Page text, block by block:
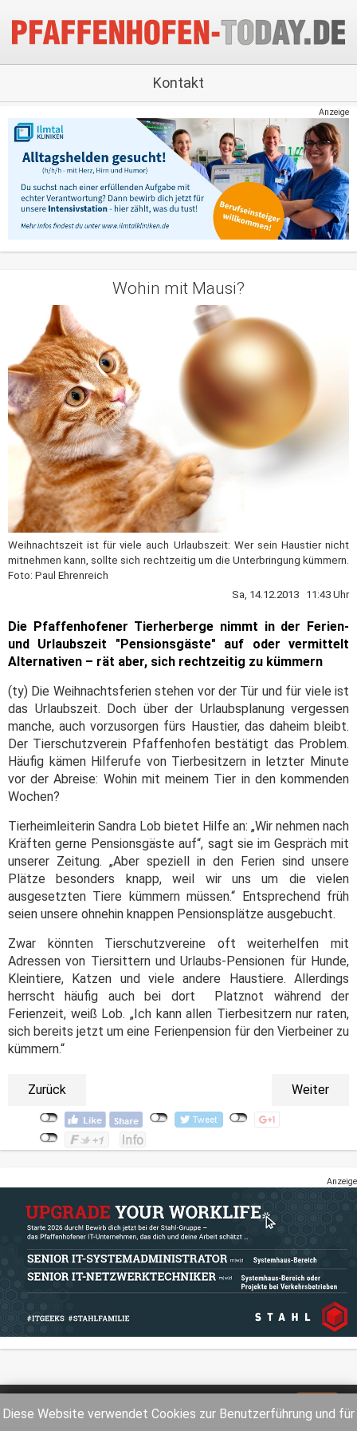
Diese Website verwendet Cookies zur Benutzerführung und für
Kontakt
Anzeige
Wohin mit Mausi?
Weihnachtszeit ist für viele auch Urlaubszeit: Wer sein Haustier nicht
mitnehmen kann, sollte sich rechtzeitig um die Unterbringung kümmern.
Foto: Paul Ehrenreich
Sa, 14.12.2013 11:43 Uhr
Die Pfaffenhofener Tierherberge nimmt in der Ferien-
und Urlaubszeit "Pensionsgäste" auf oder vermittelt
Alternativen – rät aber, sich rechtzeitig zu kümmern
(ty) Die Weihnachtsferien stehen vor der Tür und für viele ist
das Urlaubszeit. Doch über der Urlaubsplanung vergessen
manche, auch vorzusorgen fürs Haustier, das daheim bleibt.
Der Tierschutzverein Pfaffenhofen bestätigt das Problem.
Häufig kämen Hilferufe von Tierbesitzern in letzter Minute
vor der Abreise: Wohin mit meinem Tier in den kommenden
Wochen?
Tierheimleiterin Sandra Lob bietet Hilfe an: „Wir nehmen nach
Kräften gerne Pensionsgäste auf“, sagt sie im Gespräch mit
unserer Zeitung. „Aber speziell in den Ferien sind unsere
Plätze besonders knapp, weil wir uns um die vielen
ausgesetzten Tiere kümmern müssen.“ Entsprechend früh
seien unsere ohnehin knappen Pensionsplätze ausgebucht.
Zwar könnten Tierschutzvereine oft weiterhelfen mit
Adressen von Tiersittern und Urlaubs-Pensionen für Hunde,
Kleintiere, Katzen und viele andere Haustiere. Allerdings
herrscht häufig auch bei dort Platznot während der
Ferienzeit, weiß Lob. „Ich kann allen Tierbesitzern nur raten,
sich bereits jetzt um eine Ferienpension für den Vierbeiner zu
kümmern.“
Zurück Weiter
Anzeige